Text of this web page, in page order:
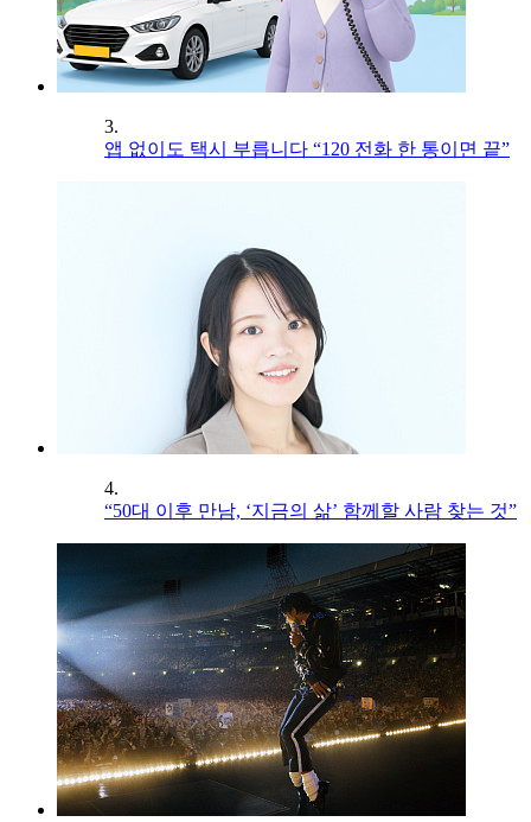
3.
앱 없이도 택시 부릅니다 “120 전화 한 통이면 끝”
4.
“50대 이후 만남, ‘지금의 삶’ 함께할 사람 찾는 것”